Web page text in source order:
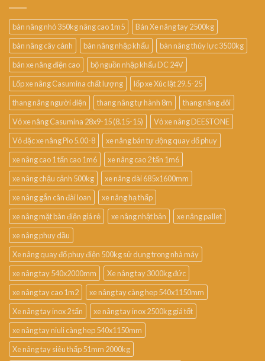
bàn nâng nhỏ 350kg nâng cao 1m5
Bán Xe nâng tay 2500kg
bàn nâng cây cảnh
bàn nâng nhập khẩu
bàn nâng thủy lực 3500kg
bán xe nâng điện cao
bộ nguồn nhập khẩu DC 24V
Lốp xe nâng Casumina chất lượng
lốp xe Xúc lật 29.5-25
thang nâng người điện
thang nâng tự hành 8m
thang nâng đôi
Vỏ xe nâng Casumina 28x9-15 (8.15-15)
Vỏ xe nâng DEESTONE
Vỏ đặc xe nâng Pio 5.00-8
xe nâng bán tự động quay đổ phuy
xe nâng cao 1 tấn cao 1m6
xe nâng cao 2 tấn 1m6
xe nâng chậu cảnh 500kg
xe nâng dài 685x1600mm
xe nâng gắn cân đài loan
xe nâng hạ thấp
xe nâng mặt bàn điện giá rẻ
xe nâng nhật bản
xe nâng pallet
xe nâng phuy dầu
Xe nâng quay đổ phuy điện 500kg sử dụng trong nhà máy
xe nâng tay 540x2000mm
Xe nâng tay 3000kg đức
xe nâng tay cao 1m2
xe nâng tay càng hẹp 540x1150mm
Xe nâng tay inox 2 tấn
xe nâng tay inox 2500kg giá tốt
xe nâng tay niuli càng hẹp 540x1150mm
Xe nâng tay siêu thấp 51mm 2000kg